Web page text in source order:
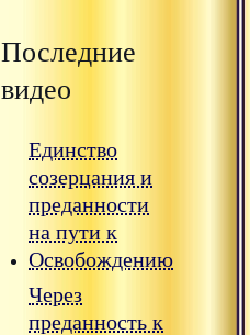
Последние
видео
Единство
созерцания и
преданности
на пути к
Освобождению
Через
преданность к